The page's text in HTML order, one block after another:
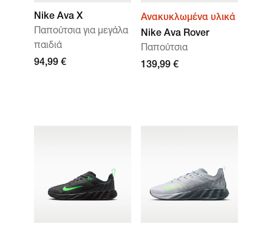
Nike Ava X
Παπούτσια για μεγάλα
παιδιά
94,99 €
Ανακυκλωμένα υλικά
Nike Ava Rover
Παπούτσια
139,99 €